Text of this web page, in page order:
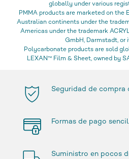
globally under various
PMMA products are marketed on the
Australian continents under the
Americas under the trademark
GmbH, Darmstadt, or
Polycarbonate products are sold
LEXAN™ Film & Sheet, owned by
Seguridad de compra
Formas de pago
Suministro en pocos